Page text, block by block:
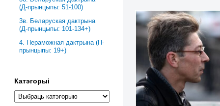
(Д-прынцыпы: 51-100)
3в. Беларуская дактрына
(Д-прынцыпы: 101-134+)
4. Пераможная дактрына (П-
прынцыпы: 19+)
Катэгорыі